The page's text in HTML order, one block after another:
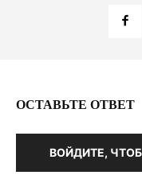
ОСТАВЬТЕ ОТВЕТ
ВОЙДИТЕ,